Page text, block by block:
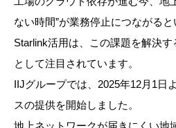
ない時間”が業務停止につながると
Starlink活用は、この課題を解決
として注目されています。
IIJグループでは、2025年12月1日
スの提供を開始しました。
地上ネットワークが届きにくい地